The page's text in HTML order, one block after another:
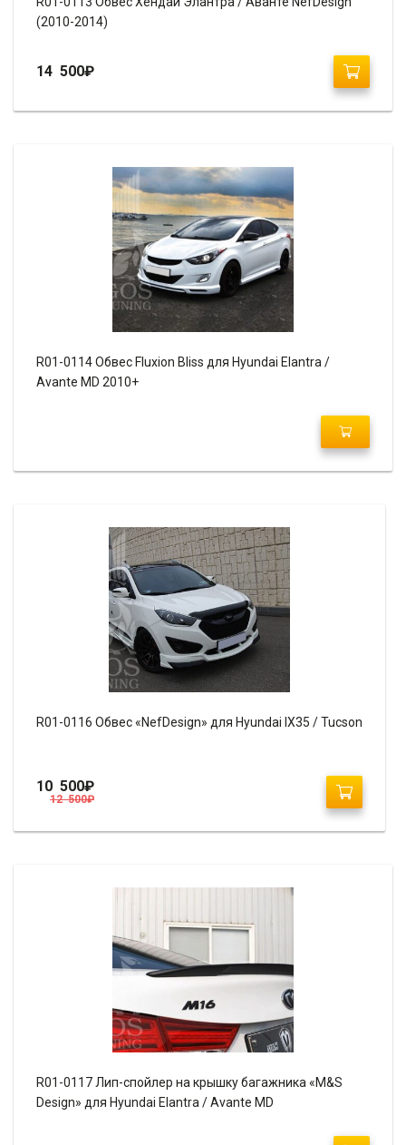
(2010-2014)
14 500₽
R01-0114 Обвес Fluxion Bliss для Hyundai Elantra /
Avante MD 2010+
R01-0116 Обвес «NefDesign» для Hyundai IX35 / Tucson
12 500₽
10 500₽
R01-0117 Лип-спойлер на крышку багажника «M&S
Design» для Hyundai Elantra / Avante MD